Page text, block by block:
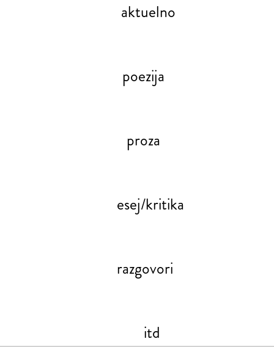
aktuelno
poezija
proza
esej/kritika
razgovori
itd